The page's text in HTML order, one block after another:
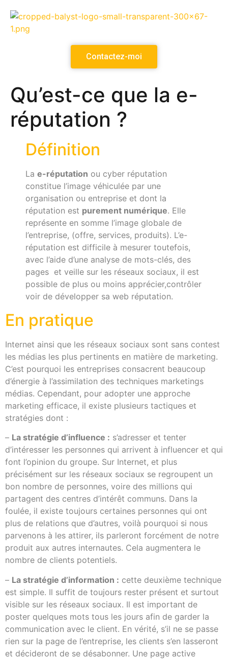
Contactez-moi
Qu’est-ce que la e-
réputation ?
Définition
La e-réputation ou cyber réputation
constitue l’image véhiculée par une
organisation ou entreprise et dont la
réputation est purement numérique. Elle
représente en somme l’image globale de
l’entreprise, (offre, services, produits). L’e-
réputation est difficile à mesurer toutefois,
avec l’aide d’une analyse de mots-clés, des
pages et veille sur les réseaux sociaux, il est
possible de plus ou moins apprécier,contrôler
voir de développer sa web réputation.
En pratique
Internet ainsi que les réseaux sociaux sont sans contest
les médias les plus pertinents en matière de marketing.
C’est pourquoi les entreprises consacrent beaucoup
d’énergie à l’assimilation des techniques marketings
médias. Cependant, pour adopter une approche
marketing efficace, il existe plusieurs tactiques et
stratégies dont :
– La stratégie d’influence : s’adresser et tenter
d’intéresser les personnes qui arrivent à influencer et qui
font l’opinion du groupe. Sur Internet, et plus
précisément sur les réseaux sociaux se regroupent un
bon nombre de personnes, voire des millions qui
partagent des centres d’intérêt communs. Dans la
foulée, il existe toujours certaines personnes qui ont
plus de relations que d’autres, voilà pourquoi si nous
parvenons à les attirer, ils parleront forcément de notre
produit aux autres internautes. Cela augmentera le
nombre de clients potentiels.
– La stratégie d’information : cette deuxième technique
est simple. Il suffit de toujours rester présent et surtout
visible sur les réseaux sociaux. Il est important de
poster quelques mots tous les jours afin de garder la
communication avec le client. En vérité, s’il ne se passe
rien sur la page de l’entreprise, les clients s’en lasseront
et décideront de se désabonner. Une page active